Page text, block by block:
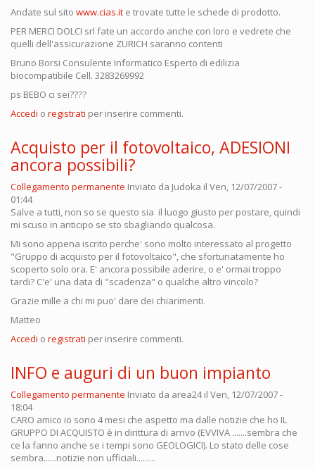
Andate sul sito www.cias.it e trovate tutte le schede di prodotto.
PER MERCI DOLCI srl fate un accordo anche con loro e vedrete che
quelli dell'assicurazione ZURICH saranno contenti
Bruno Borsi Consulente Informatico Esperto di edilizia
biocompatibile Cell. 3283269992
ps BEBO ci sei????
Accedi o registrati per inserire commenti.
Acquisto per il fotovoltaico, ADESIONI
ancora possibili?
Collegamento permanente Inviato da Judoka il Ven, 12/07/2007 -
01:44
Salve a tutti, non so se questo sia il luogo giusto per postare, quindi
mi scuso in anticipo se sto sbagliando qualcosa.
Mi sono appena iscrito perche' sono molto interessato al progetto
"Gruppo di acquisto per il fotovoltaico", che sfortunatamente ho
scoperto solo ora. E' ancora possibile aderire, o e' ormai troppo
tardi? C'e' una data di "scadenza" o qualche altro vincolo?
Grazie mille a chi mi puo' dare dei chiarimenti.
Matteo
Accedi o registrati per inserire commenti.
INFO e auguri di un buon impianto
Collegamento permanente Inviato da area24il Ven, 12/07/2007 -
18:04
CARO amico io sono 4 mesi che aspetto ma dalle notizie che ho IL
GRUPPO DI ACQUISTO è in dirittura di arrivo (EVVIVA .......sembra che
ce la fanno anche se i tempi sono GEOLOGICI). Lo stato delle cose
sembra......notizie non ufficiali.........